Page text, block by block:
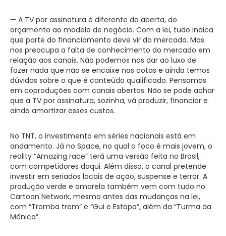
— A TV por assinatura é diferente da aberta, do
orçamento ao modelo de negócio. Com a lei, tudo indica
que parte do financiamento deve vir do mercado. Mas
nos preocupa a falta de conhecimento do mercado em
relação aos canais. Não podemos nos dar ao luxo de
fazer nada que não se encaixe nas cotas e ainda temos
dúvidas sobre o que é conteúdo qualificado. Pensamos
em coproduções com canais abertos. Não se pode achar
que a TV por assinatura, sozinha, vá produzir, financiar e
ainda amortizar esses custos.
No TNT, o investimento em séries nacionais está em
andamento. Já no Space, no qual o foco é mais jovem, o
reality “Amazing race” terá uma versão feita no Brasil,
com competidores daqui. Além disso, o canal pretende
investir em seriados locais de ação, suspense e terror. A
produção verde e amarela também vem com tudo no
Cartoon Network, mesmo antes das mudanças na lei,
com “Tromba trem” e “Gui e Estopa”, além da “Turma da
Mônica”.